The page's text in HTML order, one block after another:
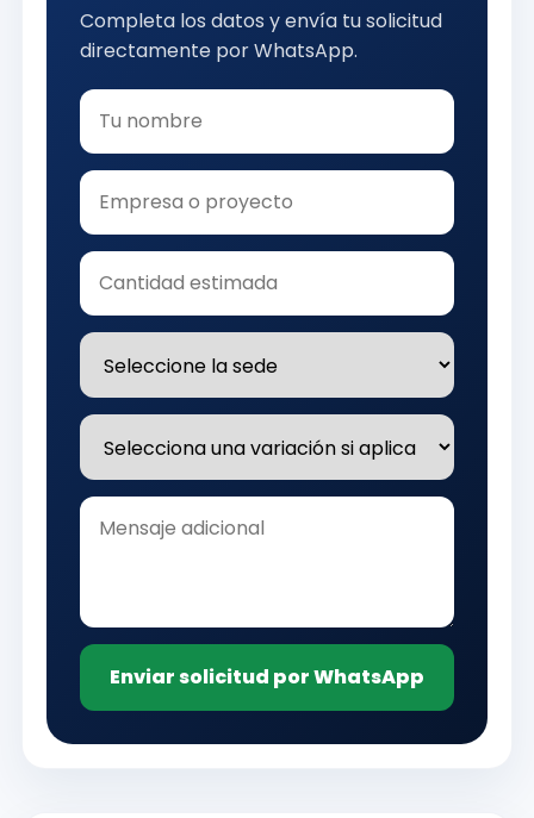
Completa los datos y envía tu solicitud
directamente por WhatsApp.
Enviar solicitud por WhatsApp